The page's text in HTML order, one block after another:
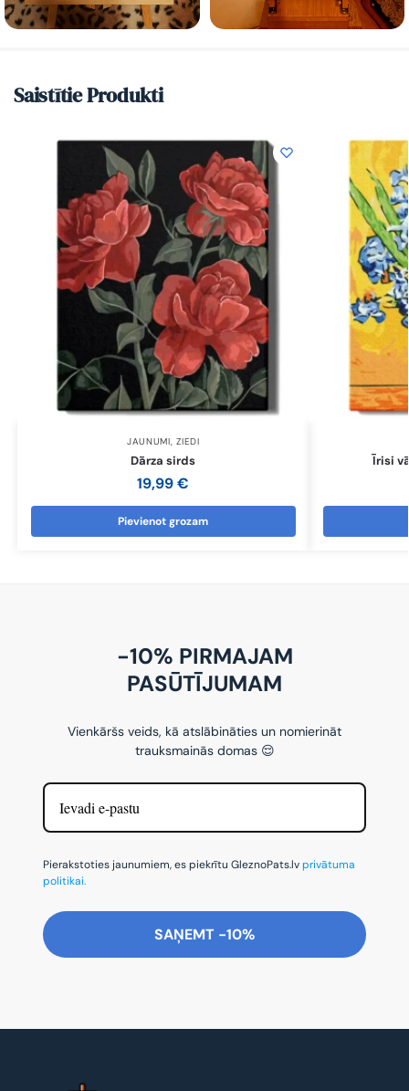
Saistītie Produkti
JAUNUMI,ZIEDI
Dārza sirds
19,99€
Pievienot grozam
Īrisi
-10% PIRMAJAM
PASŪTĪJUMAM
Vienkāršs veids, kā atslābināties un nomierināt
trauksmainās domas 😌
Pierakstoties jaunumiem, es piekrītu GleznoPats.lvprivātuma
politikai.
SAŅEMT -10%